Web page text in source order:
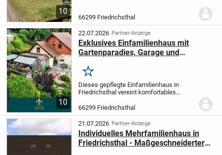
10
Größe von insgesamt ca. 70qm - EG...
66299 Friedrichsthal
10
22.07.2026 Partner-Anzeige
Exklusives Einfamilienhaus mit
Gartenparadies, Garage und
Merken
Dieses gepflegte Einfamilienhaus in
Friedrichsthal vereint komfortables
und einen außergewöhnlich schönen
Außenbereich. Auf rund 225 m²
Wohnfläche und drei...
66299 Friedrichsthal
21.07.2026 Partner-Anzeige
Individuelles Mehrfamilienhaus in
Friedrichsthal - Maßgeschneiderter